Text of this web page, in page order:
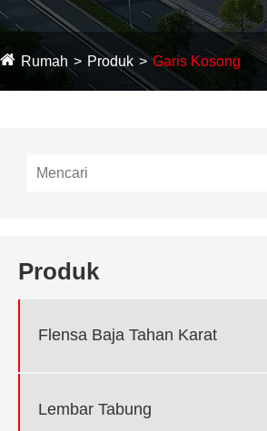
Rumah Produk Garis Kosong
Produk
Flensa Baja Tahan Karat
Lembar Tabung